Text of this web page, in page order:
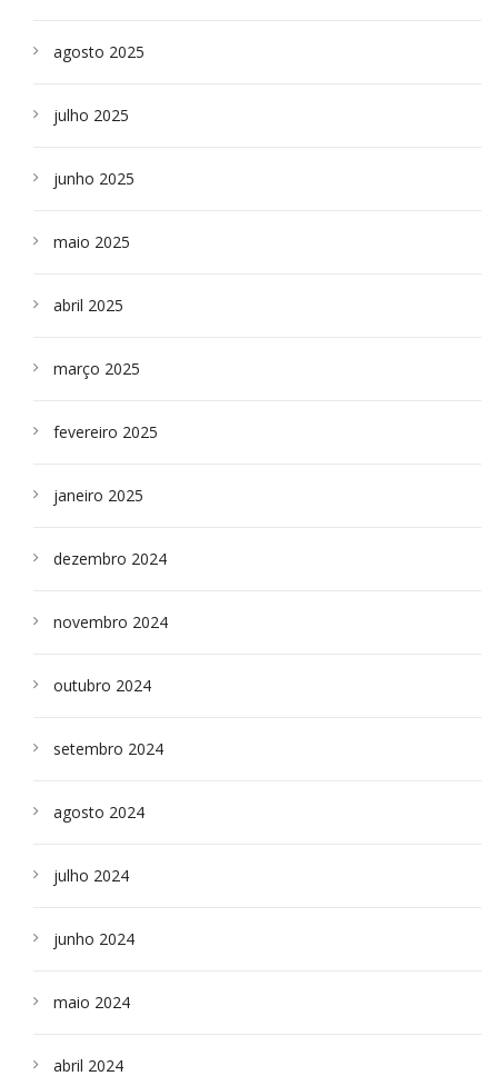
agosto 2025
julho 2025
junho 2025
maio 2025
abril 2025
março 2025
fevereiro 2025
janeiro 2025
dezembro 2024
novembro 2024
outubro 2024
setembro 2024
agosto 2024
julho 2024
junho 2024
maio 2024
abril 2024